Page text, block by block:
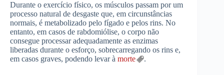
Durante o exercício físico, os músculos passam por um
processo natural de desgaste que, em circunstâncias
normais, é metabolizado pelo fígado e pelos rins. No
entanto, em casos de rabdomiólise, o corpo não
consegue processar adequadamente as enzimas
liberadas durante o esforço, sobrecarregando os rins e,
em casos graves, podendo levar à morte .